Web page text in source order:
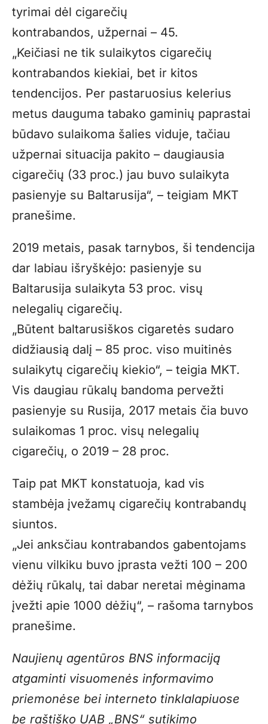
tyrimai dėl cigarečių
kontrabandos, užpernai – 45.
„Keičiasi ne tik sulaikytos cigarečių
kontrabandos kiekiai, bet ir kitos
tendencijos. Per pastaruosius kelerius
metus dauguma tabako gaminių paprastai
būdavo sulaikoma šalies viduje, tačiau
užpernai situacija pakito – daugiausia
cigarečių (33 proc.) jau buvo sulaikyta
pasienyje su Baltarusija“, – teigiam MKT
pranešime.
2019 metais, pasak tarnybos, ši tendencija
dar labiau išryškėjo: pasienyje su
Baltarusija sulaikyta 53 proc. visų
nelegalių cigarečių.
„Būtent baltarusiškos cigaretės sudaro
didžiausią dalį – 85 proc. viso muitinės
sulaikytų cigarečių kiekio“, – teigia MKT.
Vis daugiau rūkalų bandoma pervežti
pasienyje su Rusija, 2017 metais čia buvo
sulaikomas 1 proc. visų nelegalių
cigarečių, o 2019 – 28 proc.
Taip pat MKT konstatuoja, kad vis
stambėja įvežamų cigarečių kontrabandų
siuntos.
„Jei anksčiau kontrabandos gabentojams
vienu vilkiku buvo įprasta vežti 100 – 200
dėžių rūkalų, tai dabar neretai mėginama
įvežti apie 1000 dėžių“, – rašoma tarnybos
pranešime.
Naujienų agentūros BNS informaciją
atgaminti visuomenės informavimo
priemonėse bei interneto tinklalapiuose
be raštiško UAB „BNS“ sutikimo